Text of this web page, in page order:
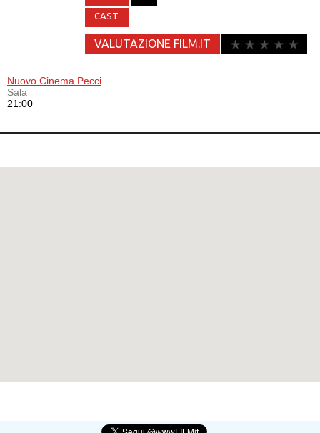
CAST
VALUTAZIONE FILM.IT
Nuovo Cinema Pecci
Sala
21:00